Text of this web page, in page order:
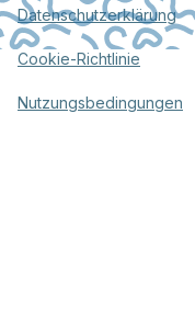
Datenschutzerklärung
Cookie-Richtlinie
Nutzungsbedingungen